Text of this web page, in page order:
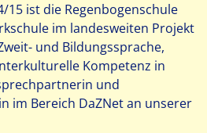
15 ist die Regenbogenschule
im landesweiten Projekt
und Bildungssprache,
Kompetenz in
und
im Bereich DaZNet an unserer